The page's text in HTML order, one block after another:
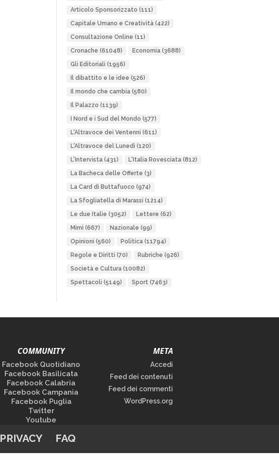
Articolo Sponsorizzato (111)
Capitale Umano e Creatività(422)
Consultazione Online (11)
Cronache (61048) Economia(3688)
Gli Editoriali (1956)
Il dibattito e le idee (526)
Il mondo che cambia(580)
Il Palazzo (1139)
I Nord e i Sud del Mondo (577)
L'Altravoce dei Ventenni (611)
L'Altravoce del Lunedì (120)
L'Intervista(431) L'Italia Rovesciata(812)
La Bacheca delle Offerte (3)
La Card di Buttafuoco (974)
La Sfogliatella di Marassi (1214)
Le due Italie (3052) Lettere (62)
Mimì (667) Nazionale (99)
Opinioni (560) Politica(11794)
Regole e Diritti (70) Rubriche (926)
Società e Cultura(10082)
Spettacoli (5149) Sport(7463)
COMMUNITY
Facebook Quotidiano
Facebook Basilicata
Facebook Calabria
Facebook Campania
Facebook Puglia
Twitter
Youtube
META
Accedi
Feed dei contenuti
Feed dei commenti
WordPress.org
PRIVACY FAQ